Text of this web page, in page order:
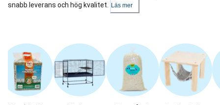
snabb leverans och hög kvalitet.
Läs mer
Hoppa